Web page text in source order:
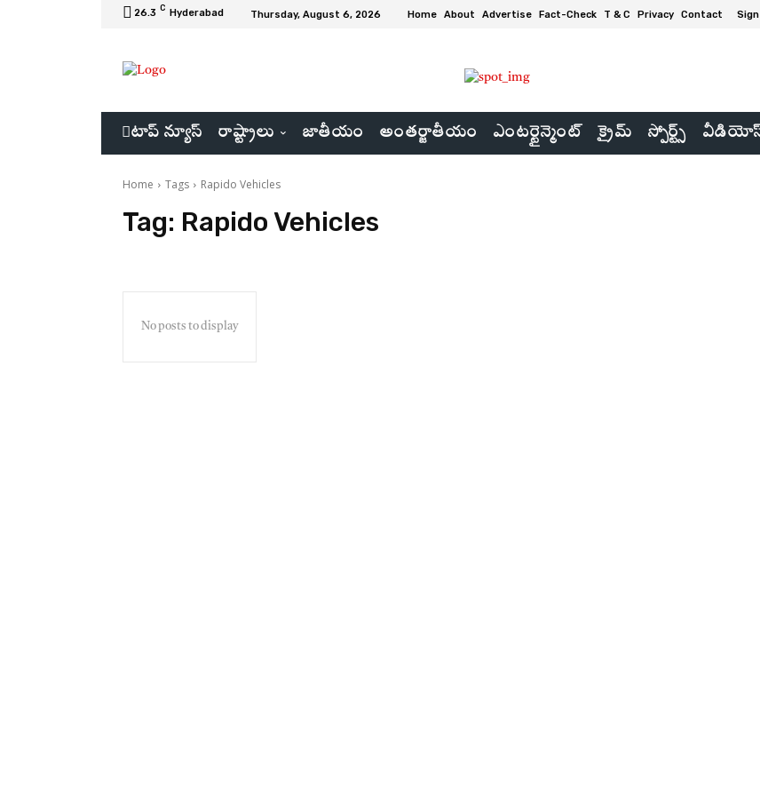
26.3 C Hyderabad Thursday, August 6, 2026 Home About Advertise Fact-Check T & C Privacy Contact
టాప్ న్యూస్ రాష్ట్రాలు జాతీయం అంతర్జాతీయం ఎంటర్టైన్మెంట్ క్రైమ్ స్పోర్ట్స్
Home Tags Rapido Vehicles
Tag: Rapido Vehicles
No posts to display